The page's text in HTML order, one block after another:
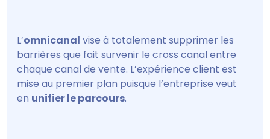
L’omnicanal vise à totalement supprimer les
barrières que fait survenir le cross canal entre
chaque canal de vente. L’expérience client est
mise au premier plan puisque l’entreprise veut
en unifier le parcours.